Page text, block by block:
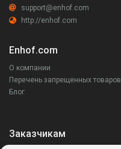
support@enhof.com
http://enhof.com
Enhof.com
О компании
Перечень запрещенных товаров
Блог
Заказчикам